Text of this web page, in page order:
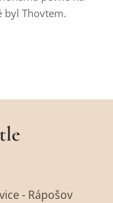
byl Thovtem.
- Rápošov